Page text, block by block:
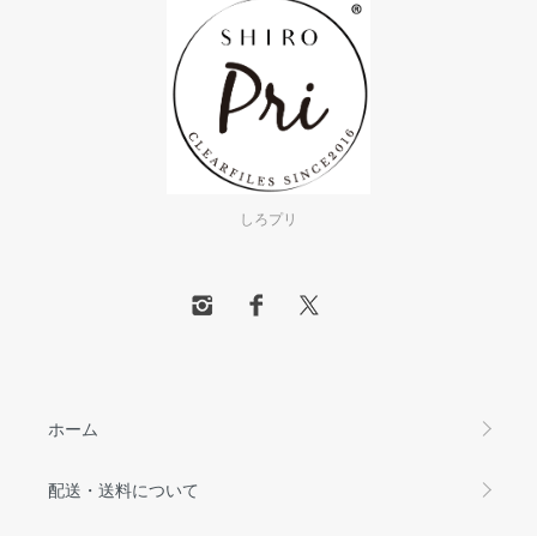
しろプリ
ホーム
配送・送料について